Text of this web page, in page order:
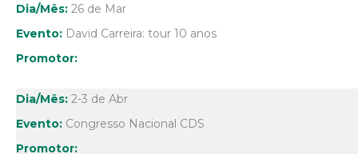
26 de Mar
David Carreira: tour 10 anos
2-3 de Abr
Congresso Nacional CDS